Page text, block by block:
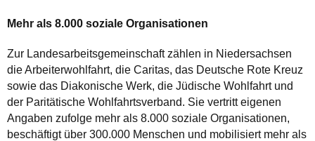
Mehr als 8.000 soziale Organisationen
Zur Landesarbeitsgemeinschaft zählen in Niedersachsen
die Arbeiterwohlfahrt, die Caritas, das Deutsche Rote Kreuz
sowie das Diakonische Werk, die Jüdische Wohlfahrt und
der Paritätische Wohlfahrtsverband. Sie vertritt eigenen
Angaben zufolge mehr als 8.000 soziale Organisationen,
beschäftigt über 300.000 Menschen und mobilisiert mehr als